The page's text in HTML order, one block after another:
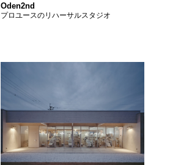
Oden2nd
プロユースのリハーサルスタジオ